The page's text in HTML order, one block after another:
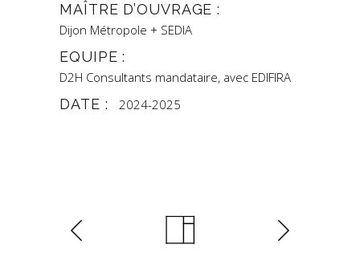
MAÎTRE D’OUVRAGE :
Dijon Métropole + SEDIA
EQUIPE :
D2H Consultants mandataire, avec EDIFIRA
DATE : 2024-2025